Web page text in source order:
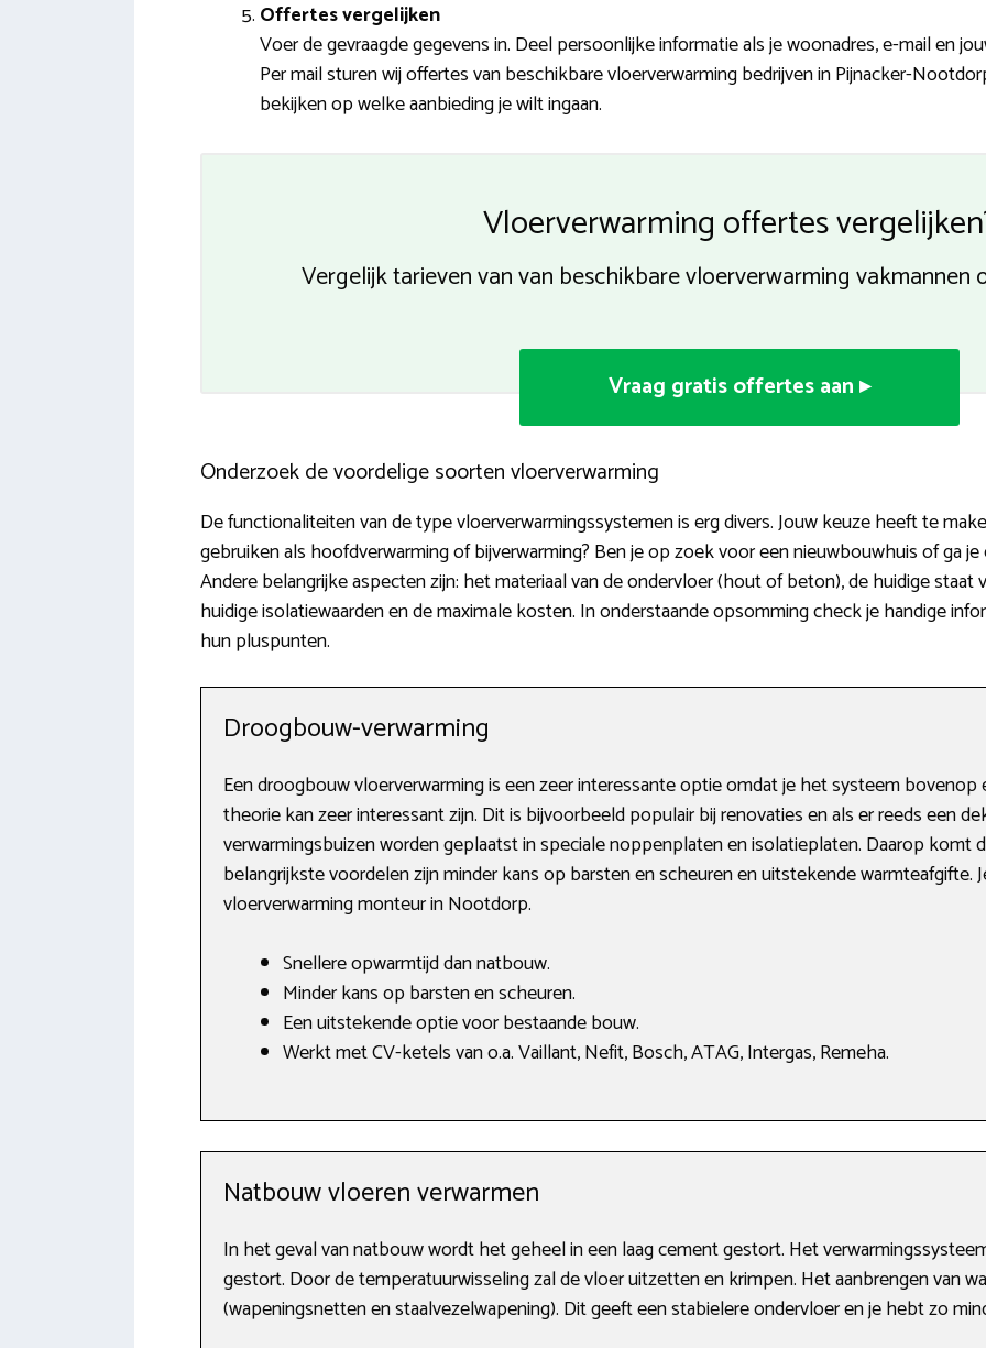
Offertes vergelijken
Voer de gevraagde gegevens in. Deel persoonlijke informatie als je woonadres, e-mail en
Per mail sturen wij offertes van beschikbare vloerverwarming bedrijven in Pijnacker-
bekijken op welke aanbieding je wilt ingaan.
Vloerverwarming offertes
Vergelijk tarieven van van beschikbare vloerverwarming
Vraag gratis offertes aan ▸
Onderzoek de voordelige soorten vloerverwarming
De functionaliteiten van de type vloerverwarmingssystemen is erg divers. Jouw keuze heeft te
gebruiken als hoofdverwarming of bijverwarming? Ben je op zoek voor een nieuwbouwhuis of ga
Andere belangrijke aspecten zijn: het materiaal van de ondervloer (hout of beton), de huidige staat
huidige isolatiewaarden en de maximale kosten. In onderstaande opsomming check je handige
hun pluspunten.
Droogbouw-verwarming
Een droogbouw vloerverwarming is een zeer interessante optie omdat je het systeem
theorie kan zeer interessant zijn. Dit is bijvoorbeeld populair bij renovaties en als er reeds een
verwarmingsbuizen worden geplaatst in speciale noppenplaten en isolatieplaten. Daarop komt
belangrijkste voordelen zijn minder kans op barsten en scheuren en uitstekende warmteafgifte.
vloerverwarming monteur in Nootdorp.
Snellere opwarmtijd dan natbouw.
Minder kans op barsten en scheuren.
Een uitstekende optie voor bestaande bouw.
Werkt met CV-ketels van o.a. Vaillant, Nefit, Bosch, ATAG, Intergas, Remeha.
Natbouw vloeren verwarmen
In het geval van natbouw wordt het geheel in een laag cement gestort. Het
gestort. Door de temperatuurwisseling zal de vloer uitzetten en krimpen. Het aanbrengen van
(wapeningsnetten en staalvezelwapening). Dit geeft een stabielere ondervloer en je hebt zo